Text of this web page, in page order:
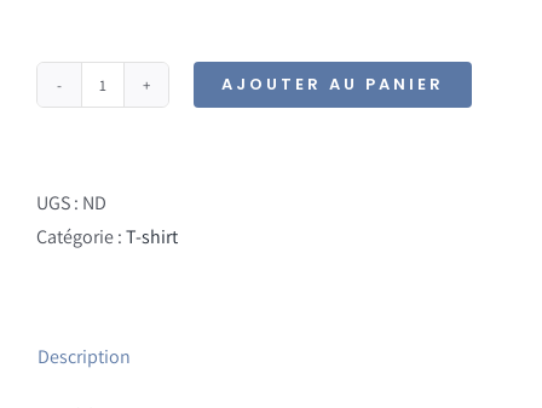
quantité
Shirt
-
AJOUTER AU PANIER
UGS : ND
Catégorie :T-shirt
Description